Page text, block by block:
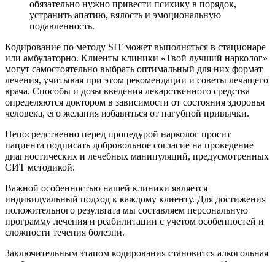
обязательно нужно привести психику в порядок,
устранить апатию, вялость и эмоциональную
подавленность.
Кодирование по методу SIT может выполняться в стационаре
или амбулаторно. Клиенты клиники «Твой лучший нарколог»
могут самостоятельно выбрать оптимальный для них формат
лечения, учитывая при этом рекомендации и советы лечащего
врача. Способы и дозы введения лекарственного средства
определяются доктором в зависимости от состояния здоровья
человека, его желания избавиться от пагубной привычки.
Непосредственно перед процедурой нарколог просит
пациента подписать добровольное согласие на проведение
диагностических и лечебных манипуляций, предусмотренных
СИТ методикой.
Важной особенностью нашей клиники является
индивидуальный подход к каждому клиенту. Для достижения
положительного результата мы составляем персональную
программу лечения и реабилитации с учетом особенностей и
сложности течения болезни.
Заключительным этапом кодирования становится алкогольная